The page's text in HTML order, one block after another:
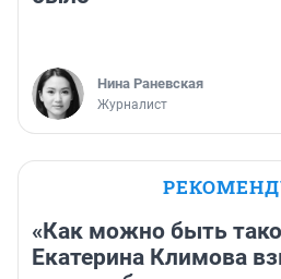
Нина Раневская
Журналист
«Как можно быть
Екатерина Климова